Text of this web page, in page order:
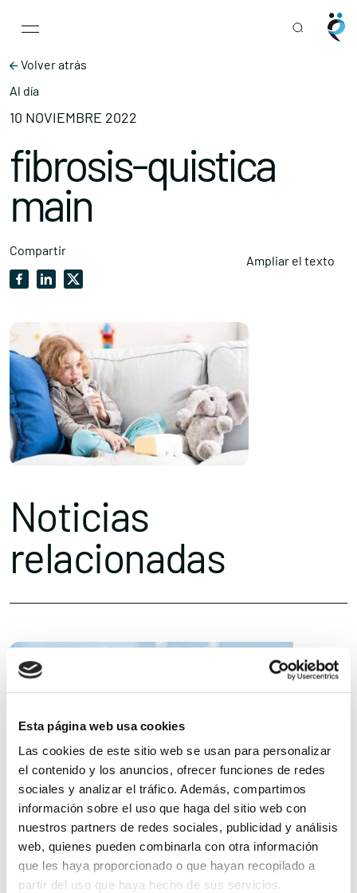
Esta página web usa cookies
Las cookies de este sitio web se usan para personalizar
el contenido y los anuncios, ofrecer funciones de redes
sociales y analizar el tráfico. Además, compartimos
información sobre el uso que haga del sitio web con
nuestros partners de redes sociales, publicidad y análisis
web, quienes pueden combinarla con otra información
que les haya proporcionado o que hayan recopilado a
partir del uso que haya hecho de sus servicios.
Main Navigation
Volver atrás
Al día
10 NOVIEMBRE 2022
fibrosis-quistica
main
Compartir
Ampliar el texto
Noticias
relacionadas